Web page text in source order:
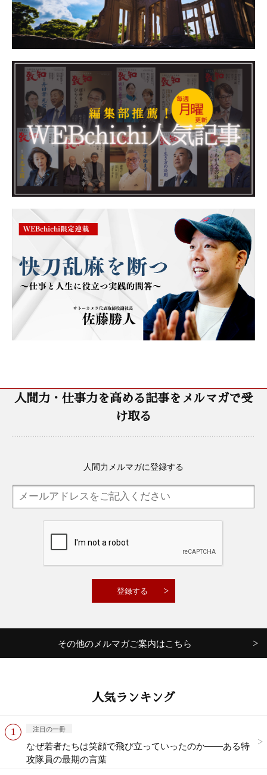
人間力・仕事力を高める記事をメルマガで受
け取る
人間力メルマガに登録する
その他のメルマガご案内はこちら
人気ランキング
注目の一冊
なぜ若者たちは笑顔で飛び立っていったのか——ある特
攻隊員の最期の言葉